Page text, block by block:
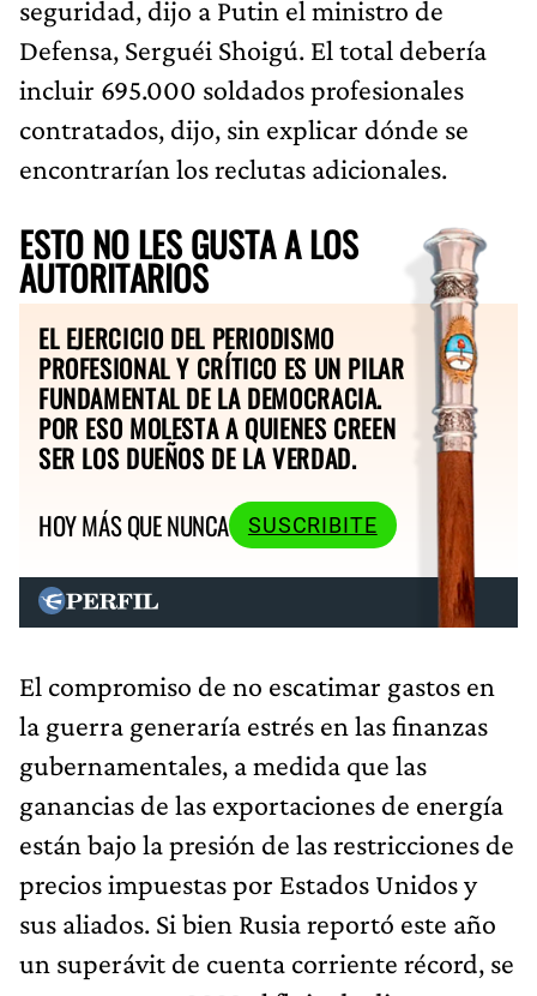
seguridad, dijo a Putin el ministro de
Defensa, Serguéi Shoigú. El total debería
incluir 695.000 soldados profesionales
contratados, dijo, sin explicar dónde se
encontrarían los reclutas adicionales.
ESTO NO LES GUSTA A LOS
AUTORITARIOS
EL EJERCICIO DEL PERIODISMO
PROFESIONAL Y CRÍTICO ES UN PILAR
FUNDAMENTAL DE LA DEMOCRACIA.
POR ESO MOLESTA A QUIENES CREEN
SER LOS DUEÑOS DE LA VERDAD.
HOY MÁS QUE NUNCA
SUSCRIBITE
El compromiso de no escatimar gastos en
la guerra generaría estrés en las finanzas
gubernamentales, a medida que las
ganancias de las exportaciones de energía
están bajo la presión de las restricciones de
precios impuestas por Estados Unidos y
sus aliados. Si bien Rusia reportó este año
un superávit de cuenta corriente récord, se